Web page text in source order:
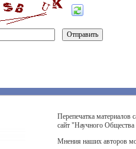
Перепечатка материалов
сайт "Научного
Мнения наших авторов